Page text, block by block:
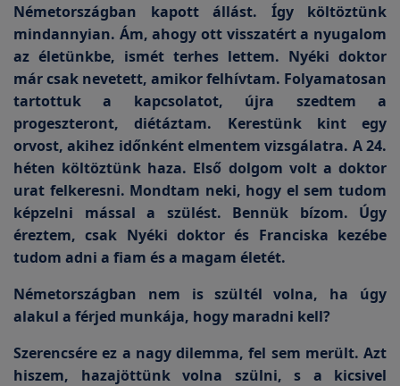
Németországban kapott állást. Így költöztünk
mindannyian. Ám, ahogy ott visszatért a nyugalom
az életünkbe, ismét terhes lettem. Nyéki doktor
már csak nevetett, amikor felhívtam. Folyamatosan
tartottuk a kapcsolatot, újra szedtem a
progeszteront, diétáztam. Kerestünk kint egy
orvost, akihez időnként elmentem vizsgálatra. A 24.
héten költöztünk haza. Első dolgom volt a doktor
urat felkeresni. Mondtam neki, hogy el sem tudom
képzelni mással a szülést. Bennük bízom. Úgy
éreztem, csak Nyéki doktor és Franciska kezébe
tudom adni a fiam és a magam életét.
Németországban nem is szültél volna, ha úgy
alakul a férjed munkája, hogy maradni kell?
Szerencsére ez a nagy dilemma, fel sem merült. Azt
hiszem, hazajöttünk volna szülni, s a kicsivel